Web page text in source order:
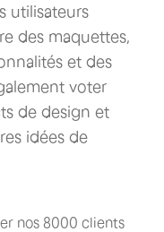
utilisateurs
des maquettes,
et des
voter
de design et
idées de
nos 8000 clients